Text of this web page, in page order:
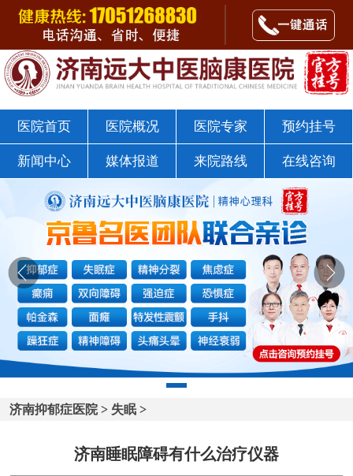
医院首页 医院概况 医院专家 预约挂号
新闻中心 媒体报道 来院路线 在线咨询
济南抑郁症医院> 失眠>
济南睡眠障碍有什么治疗仪器
郭树杰医师
济南远大中医脑康医院戒瘾科
点击咨询